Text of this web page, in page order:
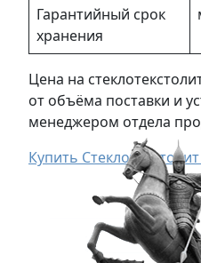
Гарантийный срок
хранения
Цена на
от объёма поставки и
менеджером отдела
Купить